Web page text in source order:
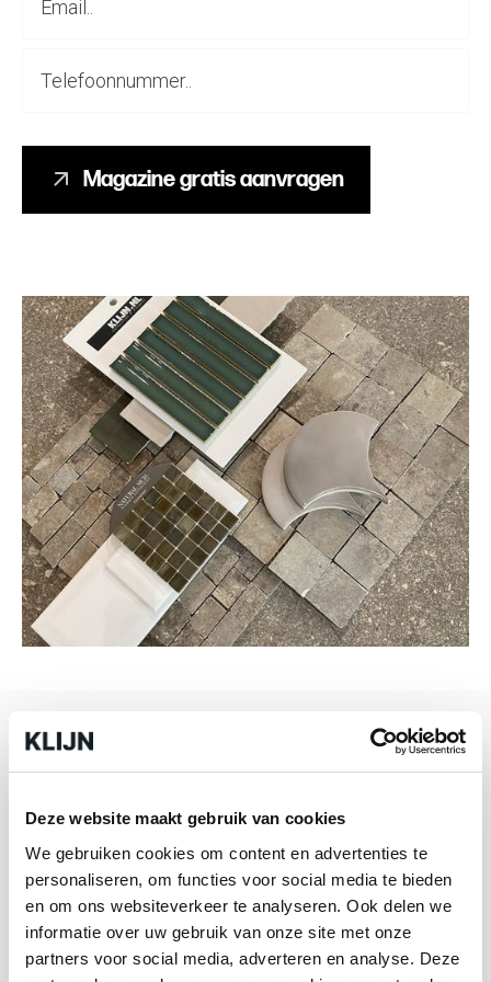
Deze website maakt gebruik van cookies
We gebruiken cookies om content en advertenties te
personaliseren, om functies voor social media te bieden
en om ons websiteverkeer te analyseren. Ook delen we
informatie over uw gebruik van onze site met onze
partners voor social media, adverteren en analyse. Deze
Magazine gratis aanvragen
Bezoek onze showroom,
ook zonder afspraak
mogelijk!
In onze showroom van ruim 700m2vind je
een ruim assortiment aan vloertegels,